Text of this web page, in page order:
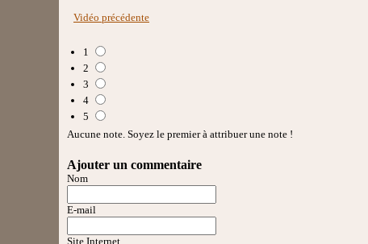
Vidéo précédente
1
2
3
4
5
Aucune note. Soyez le premier à attribuer une note !
Ajouter un commentaire
Nom
E-mail
Site Internet